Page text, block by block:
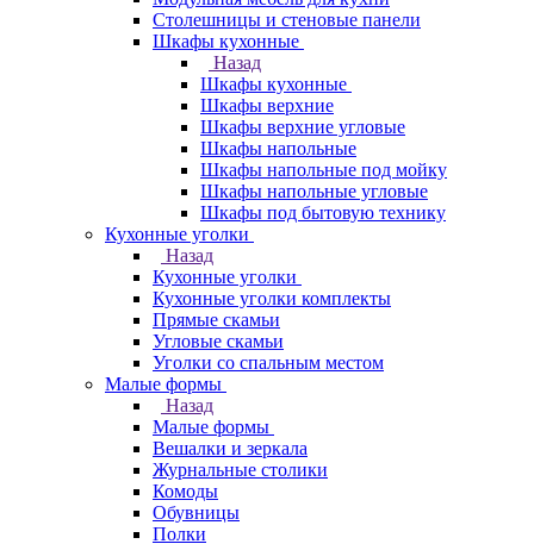
Столешницы и стеновые панели
Шкафы кухонные
Назад
Шкафы кухонные
Шкафы верхние
Шкафы верхние угловые
Шкафы напольные
Шкафы напольные под мойку
Шкафы напольные угловые
Шкафы под бытовую технику
Кухонные уголки
Назад
Кухонные уголки
Кухонные уголки комплекты
Прямые скамьи
Угловые скамьи
Уголки со спальным местом
Малые формы
Назад
Малые формы
Вешалки и зеркала
Журнальные столики
Комоды
Обувницы
Полки